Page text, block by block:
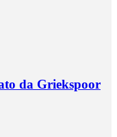
da Griekspoor